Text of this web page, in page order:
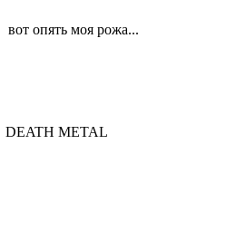
вот опять моя рожа...
DEATH METAL